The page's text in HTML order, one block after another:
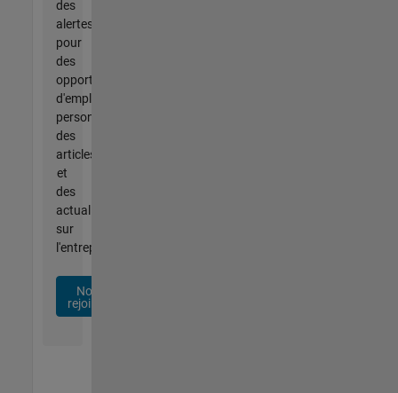
des
alertes
pour
des
opportunités
d'emploi
personnalisées,
des
articles
et
des
actualités
sur
l'entreprise.
Nous
rejoindre